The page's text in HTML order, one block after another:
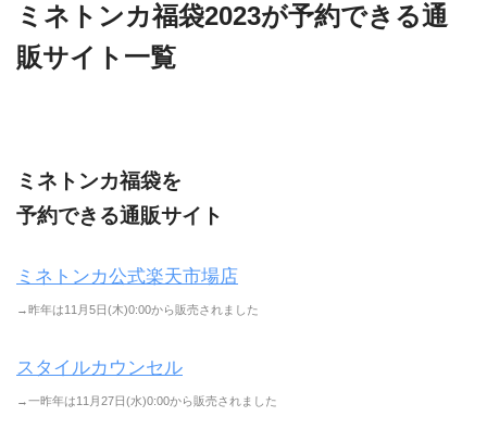
ミネトンカ福袋2023が予約できる通
販サイト一覧
ミネトンカ福袋を
予約できる通販サイト
ミネトンカ公式楽天市場店
→昨年は11月5日(木)0:00から販売されました
スタイルカウンセル
→一昨年は11月27日(水)0:00から販売されました